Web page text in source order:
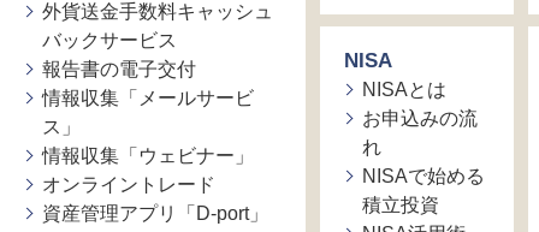
外貨送金手数料キャッシュ
バックサービス
報告書の電子交付
情報収集「メールサービ
ス」
情報収集「ウェビナー」
オンライントレード
資産管理アプリ「D-port」
NISA
NISAとは
お申込みの流
れ
NISAで始める
積立投資